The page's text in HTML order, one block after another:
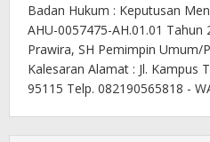
Badan Hukum : Keputusan
AHU-0057475-AH.01.01
Prawira, SH Pemimpin Umum/
Kalesaran Alamat : Jl. Kampus
95115 Telp. 082190565818 -